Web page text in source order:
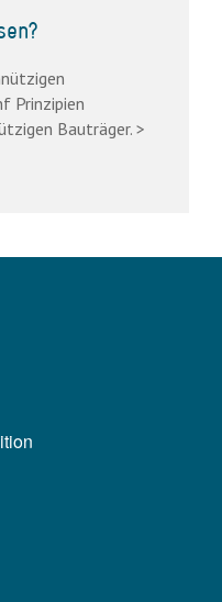
Prinzipien
Bauträger. >